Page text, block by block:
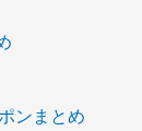
ンまとめ